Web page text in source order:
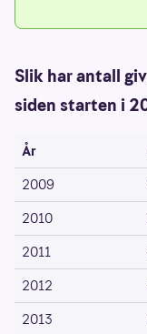
Slik har antall
siden starten i
År
2009
2010
2011
2012
2013